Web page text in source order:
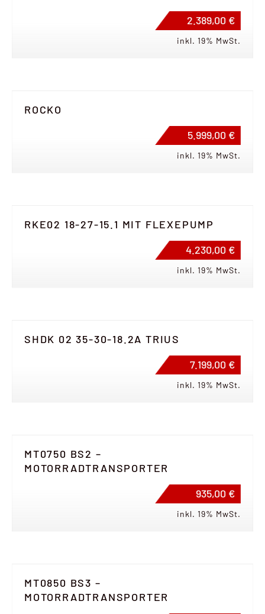
2.389,00 €
inkl. 19% MwSt.
ROCKO
5.999,00 €
inkl. 19% MwSt.
RKE02 18-27-15.1 MIT FLEXEPUMP
4.230,00 €
inkl. 19% MwSt.
SHDK 02 35-30-18.2A TRIUS
7.199,00 €
inkl. 19% MwSt.
MT0750 BS2 –
MOTORRADTRANSPORTER
935,00 €
inkl. 19% MwSt.
MT0850 BS3 –
MOTORRADTRANSPORTER